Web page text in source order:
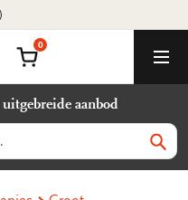
Winkelmand
0
aanbod